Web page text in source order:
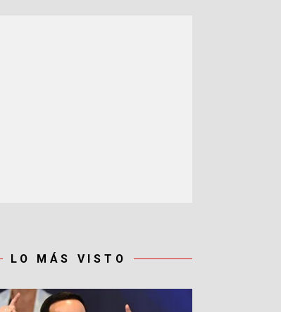
LO MÁS VISTO